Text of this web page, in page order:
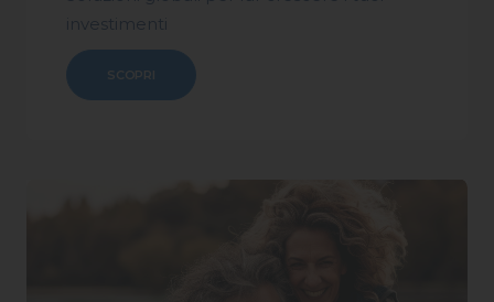
investimenti
SCOPRI